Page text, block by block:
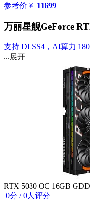
参考价 ￥ 11699
万丽星舰GeForce
支持 DLSS4，AI算力
...展开
RTX 5080 OC 16GB
0分 /0人评分